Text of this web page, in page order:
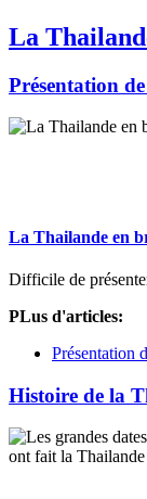
La
Présentation
La Thailande en
Difficile de
PLus d'articles:
Présentation
Histoire de la